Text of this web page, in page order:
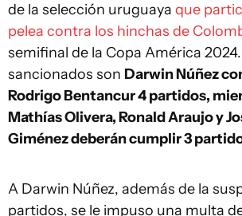
de la selección uruguaya que
pelea contra los hinchas de
semifinal de la Copa América
sancionados son Darwin Núñez
Rodrigo Bentancur 4 partidos,
Mathías Olivera, Ronald Araujo y
Giménez deberán cumplir 3
A Darwin Núñez, además de la
partidos, se le impuso una multa